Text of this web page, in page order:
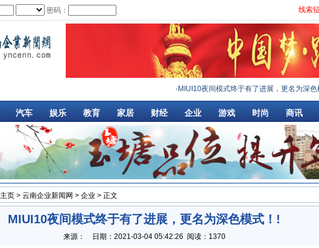
密码： 线索
MIUI10夜间模式终于有了进展，更名为深色模·
汽车 娱乐 教育 家居 财经 企业 游戏 时尚 商讯
主页 > 云南企业新闻网 > 企业 > 正文
MIUI10夜间模式终于有了进展，更名为深色模式！!
来源： 日期： 2021-03-04 05:42:26 阅读：1370